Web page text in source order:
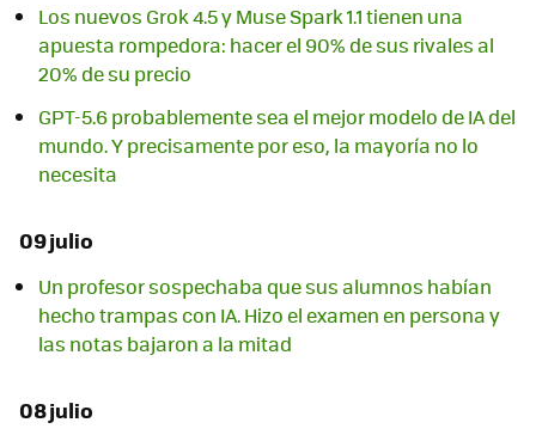
Los nuevos Grok 4.5 y Muse Spark 1.1 tienen una
apuesta rompedora: hacer el 90% de sus rivales al
20% de su precio
GPT-5.6 probablemente sea el mejor modelo de IA del
mundo. Y precisamente por eso, la mayoría no lo
necesita
09 julio
Un profesor sospechaba que sus alumnos habían
hecho trampas con IA. Hizo el examen en persona y
las notas bajaron a la mitad
08 julio